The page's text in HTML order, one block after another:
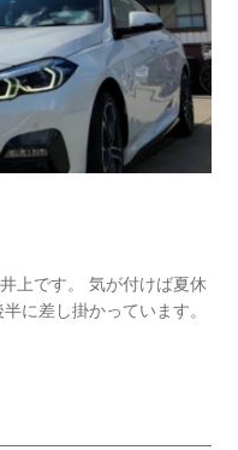
上です。 気が付けば夏休
に差し掛かっています。